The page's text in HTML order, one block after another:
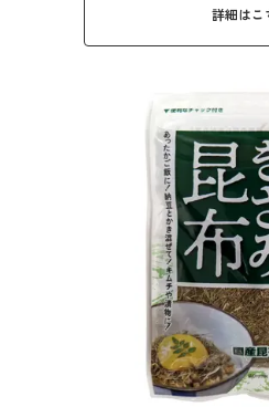
布入りとろろを是非ご賞
詳細はこ